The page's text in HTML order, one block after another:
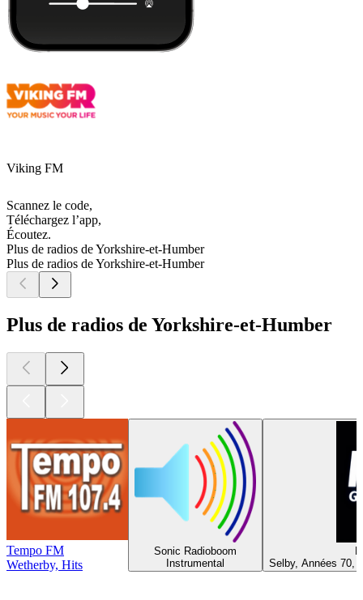
Viking FM
Scannez le code,
Téléchargez l’app,
Écoutez.
Plus de radios de Yorkshire-et-Humber
Plus de radios de Yorkshire-et-Humber
Plus de radios de Yorkshire-et-Humber
Tempo FM
Wetherby, Hits
Sonic Radioboom
Instrumental
Selby, Années 70,